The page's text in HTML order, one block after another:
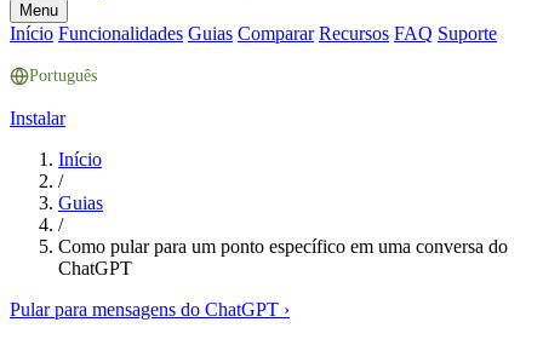
Menu
Início Funcionalidades Guias Comparar Recursos FAQ Suporte
Português
Instalar
Início
/
Guias
/
Como pular para um ponto específico em uma conversa do
ChatGPT
Pular para mensagens do ChatGPT ›